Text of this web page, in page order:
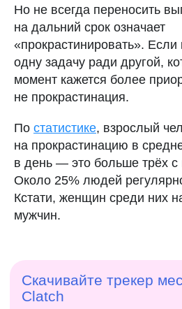
Но не всегда переносить
на дальний срок означает
«прокрастинировать».
одну задачу ради другой,
момент кажется более
не прокрастинация.
По статистике, взрослый
на прокрастинацию в
в день — это больше трёх с
Около 25% людей
Кстати, женщин среди них
мужчин.